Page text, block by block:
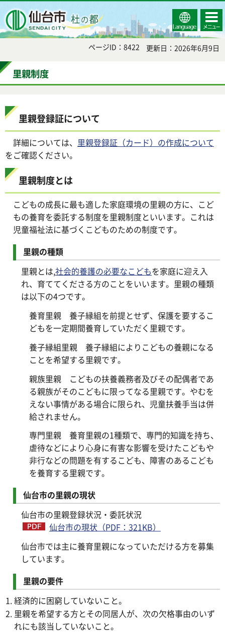
Select
Language
コンテ
ンツメ
ニュー
ページID：8422 更新日：2026年6月9日
里親制度
里親登録証について
詳細については、 里親登録証（カード）の作成について
をご確認ください。
里親制度とは
こどもの成長に最も適した家庭環境の里親の方に、こど
もの養育を委託する制度を里親制度といいます。これは
児童福祉法に基づくこどものための制度です。
里親の種類
里親とは,社会的養護の必要なこどもを家庭に迎え入
れ、育ててくださる方のことをいいます。里親の種類
は以下の4つです。
養育里親 養子縁組を前提とせず、保護を要するこ
どもを一定期間養育していただく里親です。
養子縁組里親 養子縁組によりこどもの養親になる
ことを希望する里親です。
親族里親 こどもの扶養義務者及びその配偶者であ
る親族がそのこどもに限ってなる里親です。やむを
えない事情がある場合に限られ、児童扶養手当は併
給されません。
専門里親 養育里親の1種類で、専門的知識を持ち、
虐待などにより心身に有害な影響を受けたこどもや
非行などの問題を有するこども、障害のあるこども
を養育する里親です。
仙台市の里親の現状
仙台市の里親登録状況・委託状況
仙台市の現状（PDF：321KB）
仙台市では主に養育里親になっていただける方を募集
しています。
里親の要件
経済的に困窮していないこと。
里親を希望する方とその同居人が、次の欠格事由のいず
れにも該当していないこと。